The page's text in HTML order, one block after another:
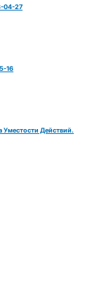
04-27
16
Уместости Действий.